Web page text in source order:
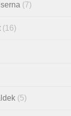
(7)
(16)
(5)